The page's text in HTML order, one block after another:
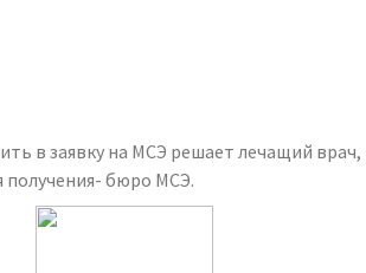
в заявку на МСЭ решает лечащий врач,
получения- бюро МСЭ.